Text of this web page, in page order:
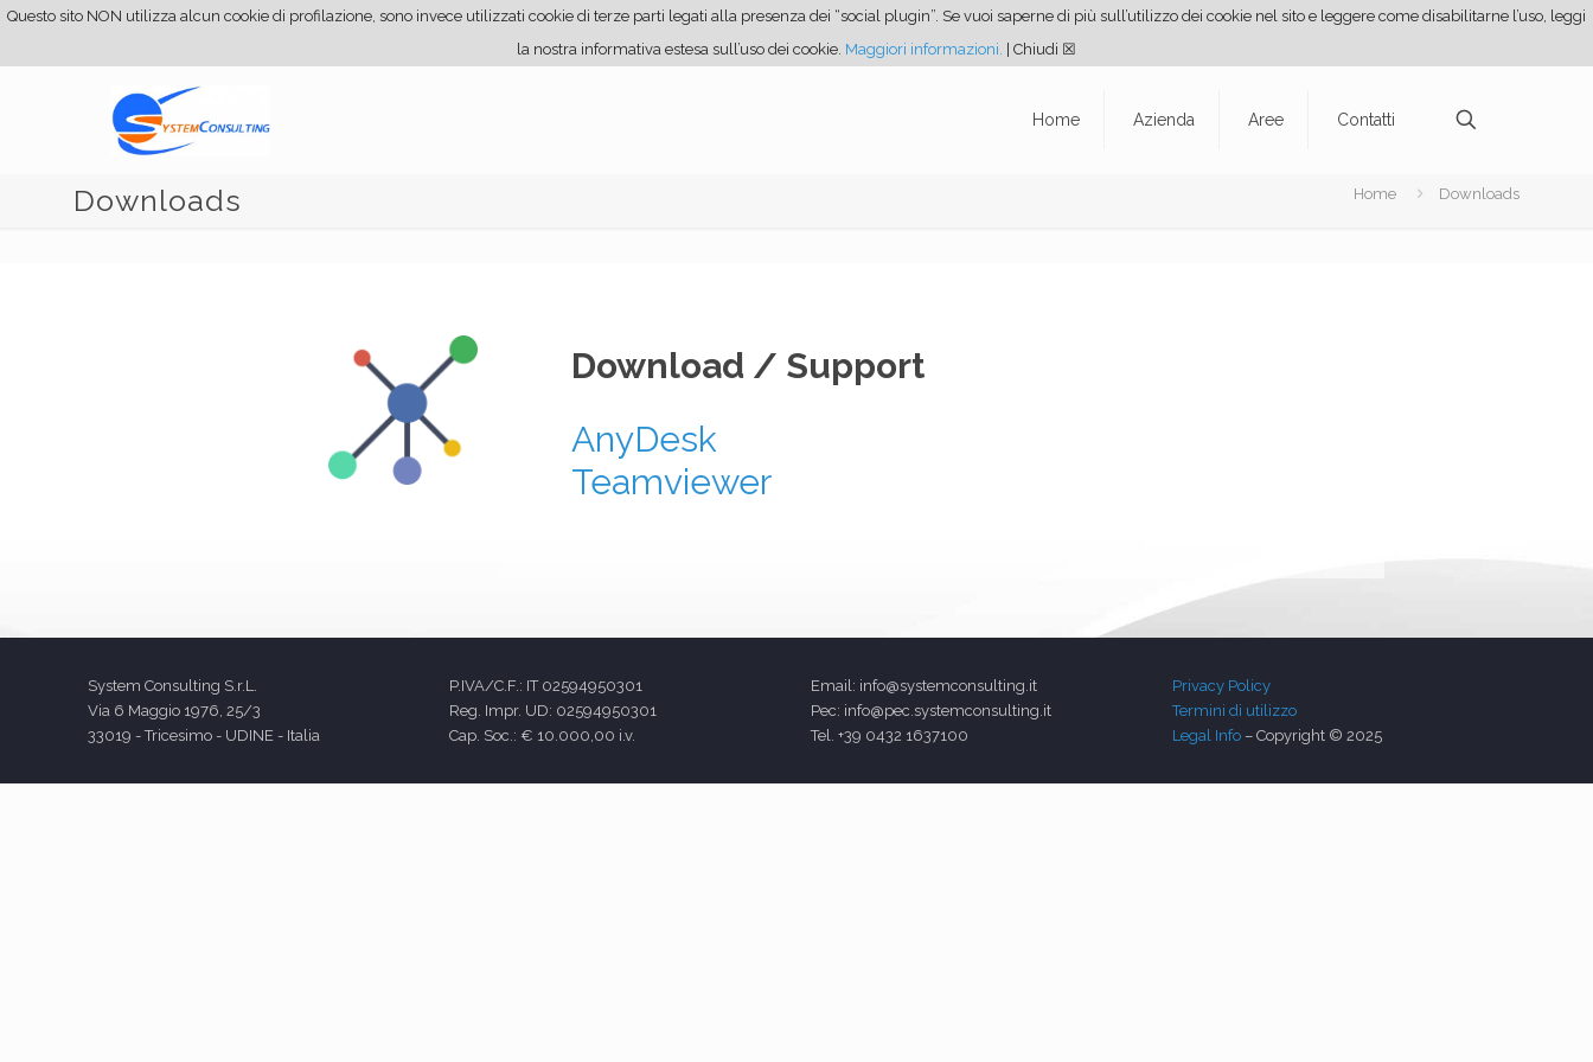
Home Azienda Aree Contatti
Downloads Home Downloads
Download / Support
AnyDesk
Teamviewer
System Consulting S.r.L.
Via 6 Maggio 1976, 25/3
33019 - Tricesimo - UDINE - Italia
P.IVA/C.F.: IT 02594950301
Reg. Impr. UD: 02594950301
Cap. Soc.: € 10.000,00 i.v.
Email: info@systemconsulting.it
Pec: info@pec.systemconsulting.it
Tel. +39 0432 1637100
Privacy Policy
Termini di utilizzo
Legal Info – Copyright © 2025
Questo sito NON utilizza alcun cookie di profilazione, sono invece utilizzati cookie di terze parti legati alla presenza dei “social plugin”. Se vuoi saperne di più sull’utilizzo dei cookie nel sito e leggere come disabilitarne l’uso, leggi
la nostra informativa estesa sull’uso dei cookie. Maggiori informazioni. | Chiudi ☒